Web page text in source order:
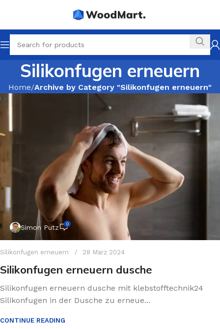
Silikonfugen erneuern
Home Archive by Category "Silikonfugen erneuern"
Simon Putz 0
Silikonfugen erneuern 28 März 2024
Silikonfugen erneuern dusche
Silikonfugen erneuern dusche mit klebstofftechnik24
Silikonfugen in der Dusche zu erneue...
CONTINUE READING